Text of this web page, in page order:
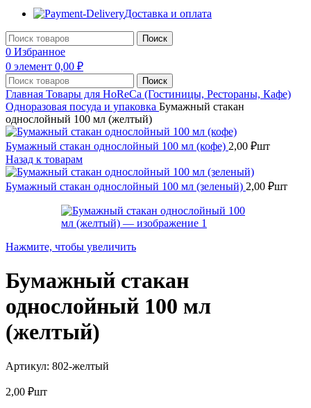
Доставка и оплата
Поиск
0 Избранное
0 элемент 0,00 ₽
Поиск
Главная Товары для HoReCa (Гостиницы, Рестораны, Кафе)
Одноразовая посуда и упаковка Бумажный стакан
однослойный 100 мл (желтый)
Бумажный стакан однослойный 100 мл (кофе) 2,00 ₽шт
Назад к товарам
Бумажный стакан однослойный 100 мл (зеленый) 2,00 ₽шт
Нажмите, чтобы увеличить
Бумажный стакан
однослойный 100 мл
(желтый)
Артикул: 802-желтый
2,00 ₽шт